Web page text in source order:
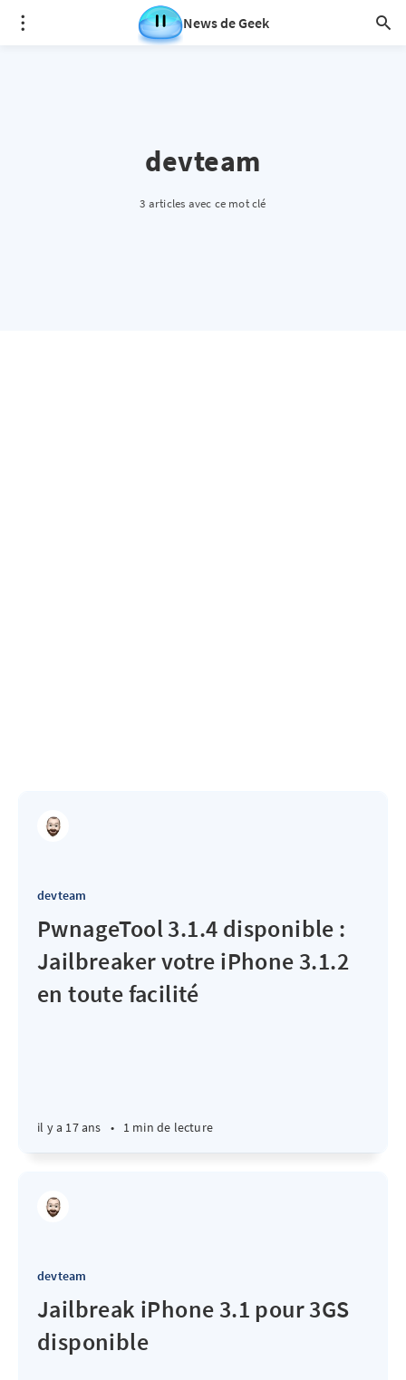
News de Geek
devteam
3 articles avec ce mot clé
devteam
PwnageTool 3.1.4 disponible :
Jailbreaker votre iPhone 3.1.2
en toute facilité
il y a 17 ans • 1 min de lecture
devteam
Jailbreak iPhone 3.1 pour 3GS
disponible